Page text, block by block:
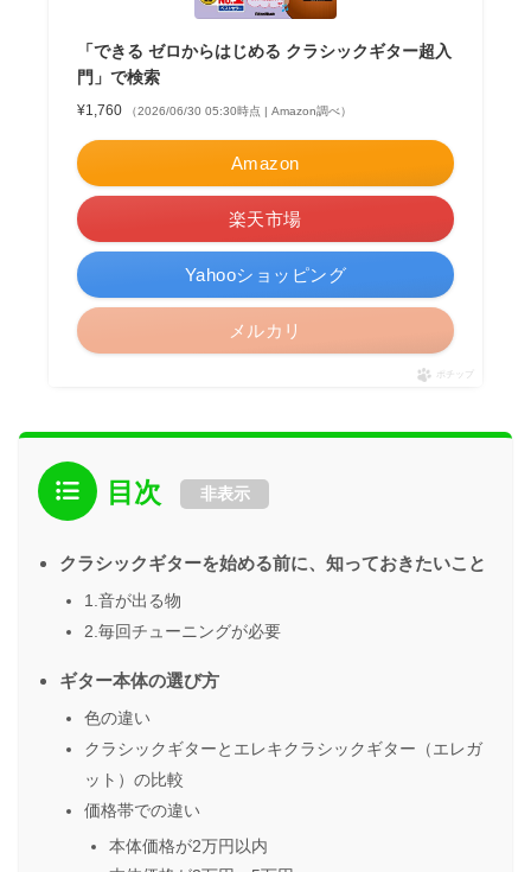
「できる ゼロからはじめる クラシックギター超入
門」で検索
¥1,760 （2026/06/30 05:30時点 | Amazon調べ）
Amazon
楽天市場
Yahooショッピング
メルカリ
ポチップ
目次 非表示
クラシックギターを始める前に、知っておきたいこと
1.音が出る物
2.毎回チューニングが必要
ギター本体の選び方
色の違い
クラシックギターとエレキクラシックギター（エレガ
ット）の比較
価格帯での違い
本体価格が2万円以内